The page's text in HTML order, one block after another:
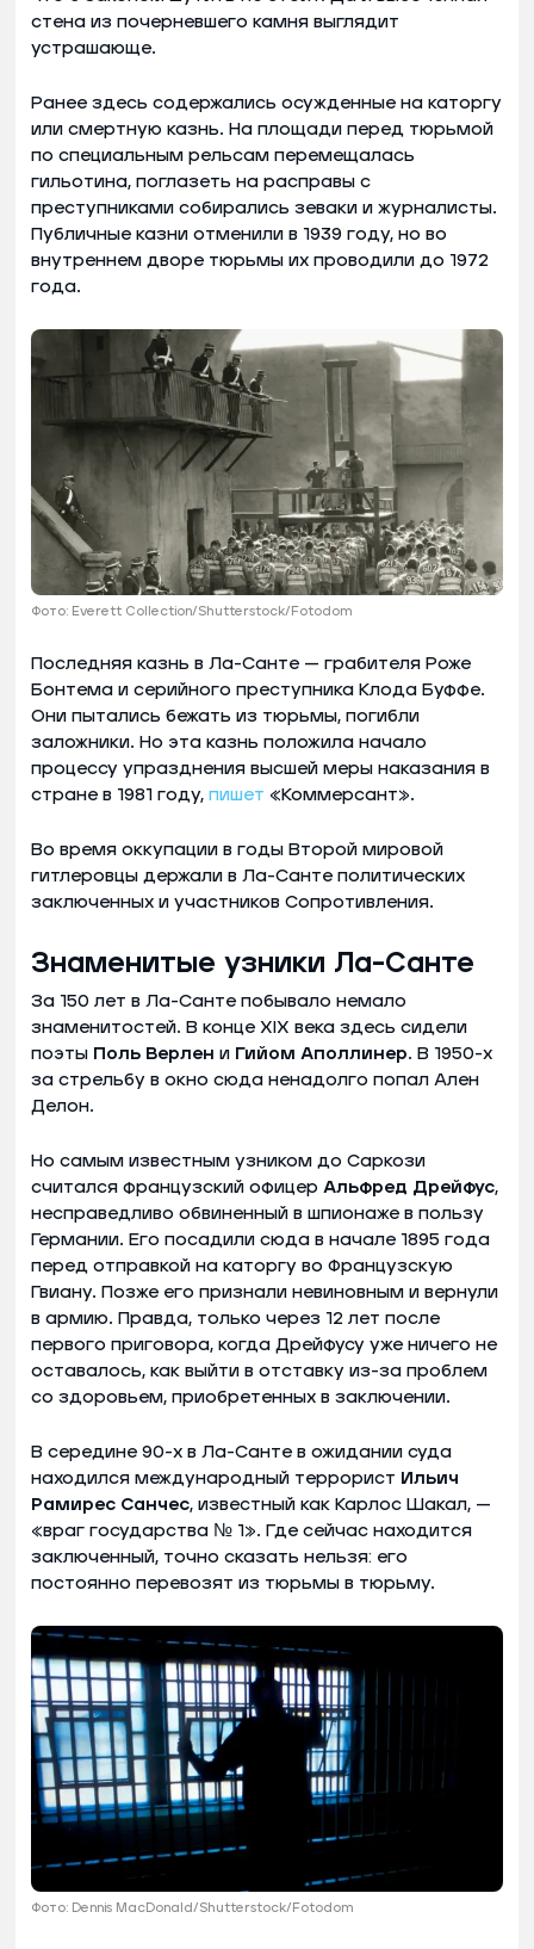
стена из почерневшего камня выглядит
устрашающе.
Ранее здесь содержались осужденные на каторгу
или смертную казнь. На площади перед тюрьмой
по специальным рельсам перемещалась
гильотина, поглазеть на расправы с
преступниками собирались зеваки и журналисты.
Публичные казни отменили в 1939 году, но во
внутреннем дворе тюрьмы их проводили до 1972
года.
Фото: Everett Collection/Shutterstock/Fotodom
Последняя казнь в Ла-Санте — грабителя Роже
Бонтема и серийного преступника Клода Буффе.
Они пытались бежать из тюрьмы, погибли
заложники. Но эта казнь положила начало
процессу упразднения высшей меры наказания в
стране в 1981 году, пишет «Коммерсант».
Во время оккупации в годы Второй мировой
гитлеровцы держали в Ла-Санте политических
заключенных и участников Сопротивления.
Знаменитые узники Ла-Санте
За 150 лет в Ла-Санте побывало немало
знаменитостей. В конце XIX века здесь сидели
поэты Поль Верлен и Гийом Аполлинер. В 1950-х
за стрельбу в окно сюда ненадолго попал Ален
Делон.
Но самым известным узником до Саркози
считался французский офицер Альфред Дрейфус,
несправедливо обвиненный в шпионаже в пользу
Германии. Его посадили сюда в начале 1895 года
перед отправкой на каторгу во Французскую
Гвиану. Позже его признали невиновным и вернули
в армию. Правда, только через 12 лет после
первого приговора, когда Дрейфусу уже ничего не
оставалось, как выйти в отставку из-за проблем
со здоровьем, приобретенных в заключении.
В середине 90-х в Ла-Санте в ожидании суда
находился международный террорист Ильич
Рамирес Санчес, известный как Карлос Шакал, —
«враг государства № 1». Где сейчас находится
заключенный, точно сказать нельзя: его
постоянно перевозят из тюрьмы в тюрьму.
Фото: Dennis MacDonald/Shutterstock/Fotodom